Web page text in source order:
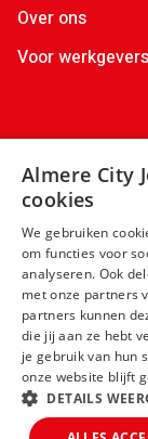
Over ons
Voor werkgevers
+31(0)88
+31(0)6 83
Almere City
cookies
We gebruiken
om functies voor
analyseren. Ook
met onze partners
partners kunnen
die jij aan ze hebt
je gebruik van hun
onze website blijft
DETAILS